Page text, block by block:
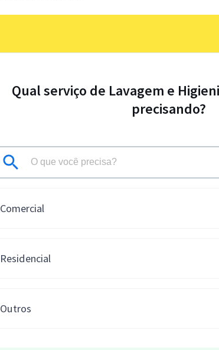
Qual serviço de Lavagem e
precisando?
Comercial
Residencial
Outros